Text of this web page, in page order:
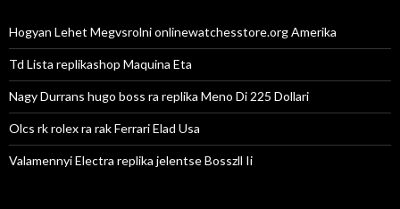
Hogyan Lehet Megvsrolni onlinewatchesstore.org Amerika
Td Lista replikashop Maquina Eta
Nagy Durrans hugo boss ra replika Meno Di 225 Dollari
Olcs rk rolex ra rak Ferrari Elad Usa
Valamennyi Electra replika jelentse Bosszll Ii